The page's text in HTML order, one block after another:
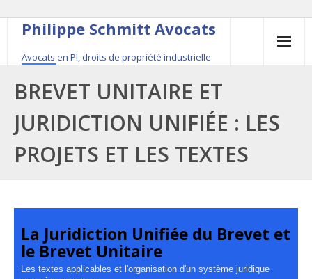
Philippe Schmitt Avocats
Avocats en PI, droits de propriété industrielle
54
Contact
Le fondateur
Actualité
BREVET UNITAIRE ET
JURIDICTION UNIFIÉE : LES
PROJETS ET LES TEXTES
La Juridiction Unifiée du Brevet et
le Brevet Unitaire
Les textes applicables et l'organisation d'un système juridique